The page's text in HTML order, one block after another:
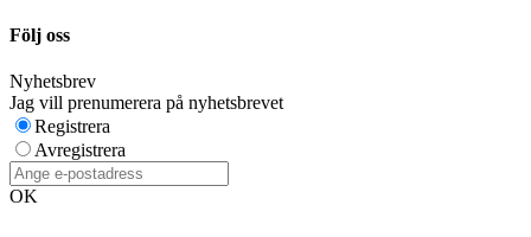
Följ oss
Nyhetsbrev
Jag vill prenumerera på nyhetsbrevet
Registrera
Avregistrera
OK